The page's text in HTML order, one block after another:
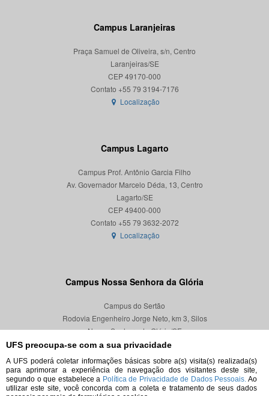
UFS preocupa-se com a sua privacidade
A UFS poderá coletar informações básicas sobre a(s) visita(s) realizada(s)
para aprimorar a experiência de navegação dos visitantes deste site,
segundo o que estabelece a Política de Privacidade de Dados Pessoais. Ao
utilizar este site, você concorda com a coleta e tratamento de seus dados
Campus Laranjeiras
Praça Samuel de Oliveira, s/n, Centro
Laranjeiras/SE
CEP 49170-000
Localização
Campus Lagarto
Campus Prof. Antônio Garcia Filho
Av. Governador Marcelo Déda, 13, Centro
Lagarto/SE
CEP 49400-000
Localização
Campus Nossa Senhora da Glória
Campus do Sertão
Rodovia Engenheiro Jorge Neto, km 3, Silos
Nossa Senhora da Glória/SE
CEP 49680-000
Localização